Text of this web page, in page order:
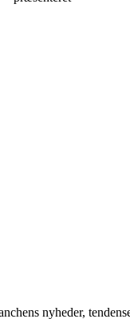
nyheder,